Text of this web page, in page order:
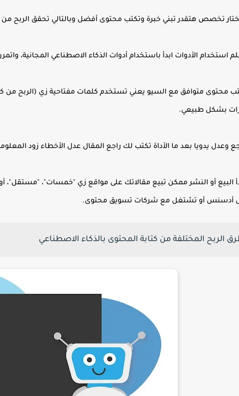
تخصص هتقدر تبني خبرة وتكتب محتوى أفضل وبالتالي تحقق الربح
محتوى متوافق مع السيو يعني تستخدم كلمات مفتاحية زي (الربح من
بشكل طبيعي.
البيع أو النشر ممكن تبيع مقالاتك على مواقع زي "خمسات"، "مستقل"،
أدسنس أو تشتغل مع شركات تسويق محتوى.
الربح المختلفة من كتابة المحتوى بالذكاء الاصطناعي